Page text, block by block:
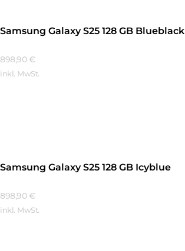
Samsung Galaxy S25 128 GB Blueblack
898,90 €
inkl. MwSt.
Samsung Galaxy S25 128 GB Icyblue
898,90 €
inkl. MwSt.